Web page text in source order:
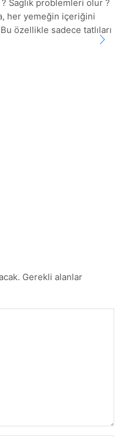
Saglık problemleri olur ?
her yemeğin içeriğini
özellikle sadece tatlıları
Gerekli alanlar